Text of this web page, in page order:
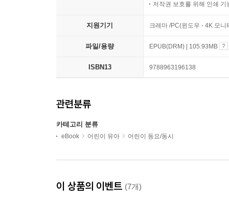
저작권 보호를 위해 인쇄 기
지원기기 크레마 /PC(윈도우 - 4K 모
파일/용량 EPUB(DRM) | 105.93MB
ISBN13 9788963196138
관련분류
카테고리 분류
eBook 어린이 유아 어린이 동요/동시
이 상품의 이벤트 (7개)